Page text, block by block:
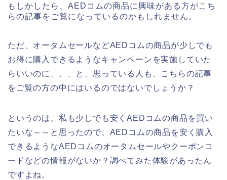
もしかしたら、AEDコムの商品に興味がある方がこち
らの記事をご覧になっているのかもしれません。
ただ、オータムセールなどAEDコムの商品が少しでも
お得に購入できるようなキャンペーンを実施していた
らいいのに、、、と、思っている人も、こちらの記事
をご覧の方の中にはいるのではないでしょうか？
というのは、私も少しでも安くAEDコムの商品を買い
たいな～～と思ったので、AEDコムの商品を安く購入
できるようなAEDコムのオータムセールやクーポンコ
ードなどの情報がないか？調べてみた体験があったん
ですよね。